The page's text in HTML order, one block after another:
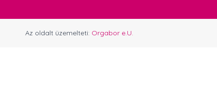
Az oldalt üzemelteti: Orgabor e.U.